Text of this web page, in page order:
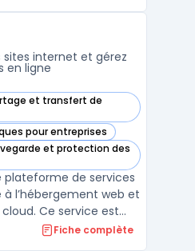
depuis le
...
sites internet et gérez
en ligne
et transfert de
catégorie
pour entreprises
catégorie
et protection des
catégorie
plateforme de services
l’hébergement web et
Ce service est
souhaitant
Fiche complète